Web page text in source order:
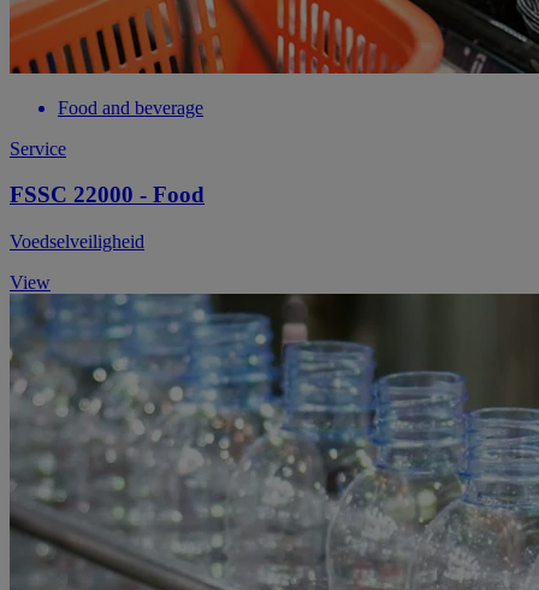
Food and beverage
Service
FSSC 22000 - Food
Voedselveiligheid
View